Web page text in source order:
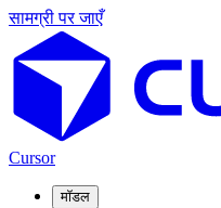
सामग्री पर जाएँ
Cursor
मॉडल